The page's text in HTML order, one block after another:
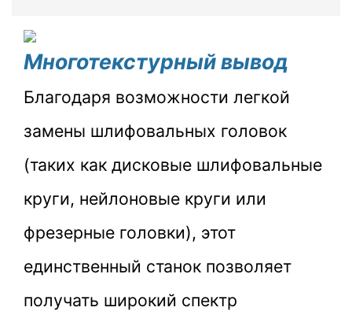
Многотекстурный вывод
Благодаря возможности легкой
замены шлифовальных головок
(таких как дисковые шлифовальные
круги, нейлоновые круги или
фрезерные головки), этот
единственный станок позволяет
получать широкий спектр